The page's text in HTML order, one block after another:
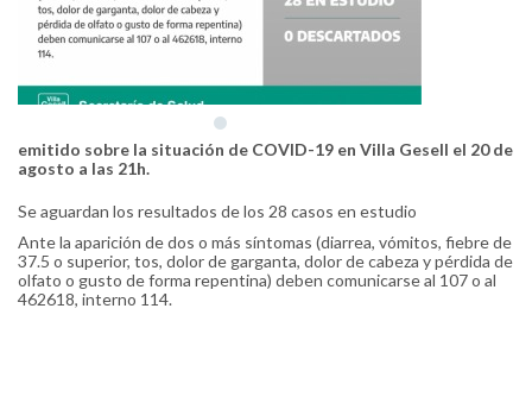
emitido sobre la situación de COVID-19 en Villa Gesell el 20 de
agosto a las 21h.
Se aguardan los resultados de los 28 casos en estudio
Ante la aparición de dos o más síntomas (diarrea, vómitos, fiebre de
37.5 o superior, tos, dolor de garganta, dolor de cabeza y pérdida de
olfato o gusto de forma repentina) deben comunicarse al 107 o al
462618, interno 114.